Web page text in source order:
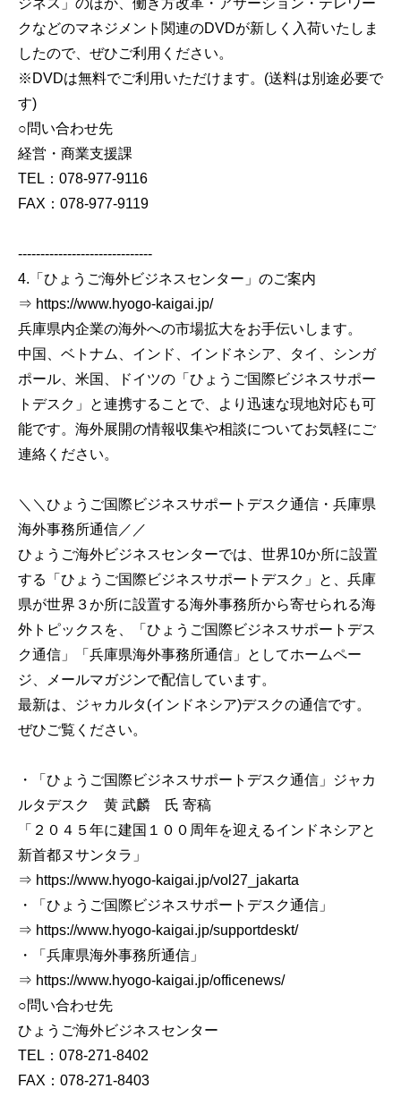
ジネス」のほか、働き方改革・アサーション・テレワー
クなどのマネジメント関連のDVDが新しく入荷いたしま
したので、ぜひご利用ください。
※DVDは無料でご利用いただけます。(送料は別途必要で
す)
○問い合わせ先
経営・商業支援課
TEL：078-977-9116
FAX：078-977-9119
------------------------------
4.「ひょうご海外ビジネスセンター」のご案内
⇒ https://www.hyogo-kaigai.jp/
兵庫県内企業の海外への市場拡大をお手伝いします。
中国、ベトナム、インド、インドネシア、タイ、シンガ
ポール、米国、ドイツの「ひょうご国際ビジネスサポー
トデスク」と連携することで、より迅速な現地対応も可
能です。海外展開の情報収集や相談についてお気軽にご
連絡ください。
＼＼ひょうご国際ビジネスサポートデスク通信・兵庫県
海外事務所通信／／
ひょうご海外ビジネスセンターでは、世界10か所に設置
する「ひょうご国際ビジネスサポートデスク」と、兵庫
県が世界３か所に設置する海外事務所から寄せられる海
外トピックスを、「ひょうご国際ビジネスサポートデス
ク通信」「兵庫県海外事務所通信」としてホームペー
ジ、メールマガジンで配信しています。
最新は、ジャカルタ(インドネシア)デスクの通信です。
ぜひご覧ください。
・「ひょうご国際ビジネスサポートデスク通信」ジャカ
ルタデスク 黄 武麟 氏 寄稿
「２０４５年に建国１００周年を迎えるインドネシアと
新首都ヌサンタラ」
⇒ https://www.hyogo-kaigai.jp/vol27_jakarta
・「ひょうご国際ビジネスサポートデスク通信」
⇒ https://www.hyogo-kaigai.jp/supportdeskt/
・「兵庫県海外事務所通信」
⇒ https://www.hyogo-kaigai.jp/officenews/
○問い合わせ先
ひょうご海外ビジネスセンター
TEL：078-271-8402
FAX：078-271-8403